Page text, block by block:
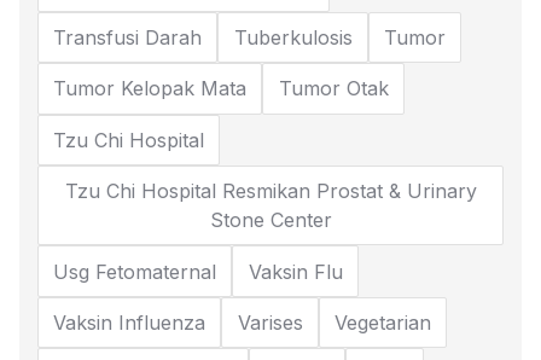
Transfusi Darah Tuberkulosis Tumor
Tumor Kelopak Mata Tumor Otak
Tzu Chi Hospital
Tzu Chi Hospital Resmikan Prostat & Urinary
Stone Center
Usg Fetomaternal Vaksin Flu
Vaksin Influenza Varises Vegetarian